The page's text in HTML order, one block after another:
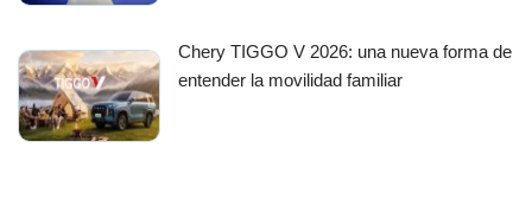
Chery TIGGO V 2026: una nueva forma de
entender la movilidad familiar